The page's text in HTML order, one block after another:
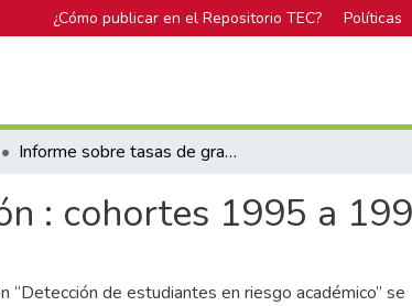
¿Cómo publicar en el Repositorio TEC? Políticas
Informe sobre tasas de graduación : cohortes 1995 a 1999.
: cohortes 1995 a
“Detección de estudiantes en riesgo académico” se